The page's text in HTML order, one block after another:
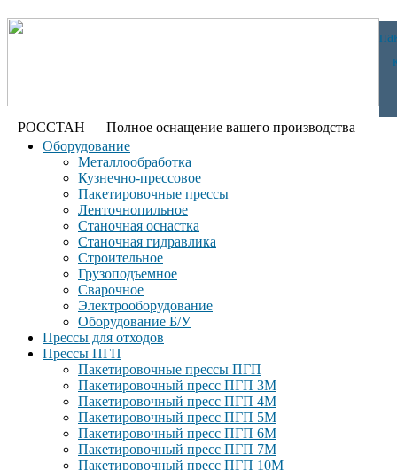
РОССТАН — Полное оснащение вашего производства
Оборудование
Металлообработка
Кузнечно-прессовое
Пакетировочные прессы
Ленточнопильное
Станочная оснастка
Станочная гидравлика
Строительное
Грузоподъемное
Сварочное
Электрооборудование
Оборудование Б/У
Прессы для отходов
Прессы ПГП
Пакетировочные прессы ПГП
Пакетировочный пресс ПГП 3М
Пакетировочный пресс ПГП 4М
Пакетировочный пресс ПГП 5М
Пакетировочный пресс ПГП 6М
Пакетировочный пресс ПГП 7М
Пакетировочный пресс ПГП 10М